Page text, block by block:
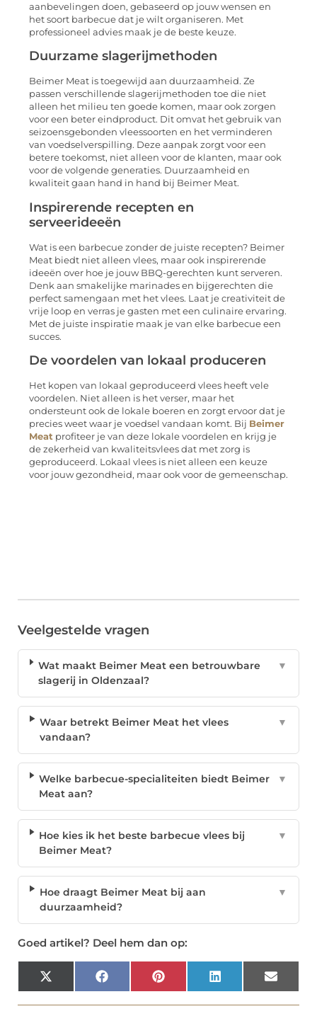
aanbevelingen doen, gebaseerd op jouw wensen en
het soort barbecue dat je wilt organiseren. Met
professioneel advies maak je de beste keuze.
Duurzame slagerijmethoden
Beimer Meat is toegewijd aan duurzaamheid. Ze
passen verschillende slagerijmethoden toe die niet
alleen het milieu ten goede komen, maar ook zorgen
voor een beter eindproduct. Dit omvat het gebruik van
seizoensgebonden vleessoorten en het verminderen
van voedselverspilling. Deze aanpak zorgt voor een
betere toekomst, niet alleen voor de klanten, maar ook
voor de volgende generaties. Duurzaamheid en
kwaliteit gaan hand in hand bij Beimer Meat.
Inspirerende recepten en
serveerideeën
Wat is een barbecue zonder de juiste recepten? Beimer
Meat biedt niet alleen vlees, maar ook inspirerende
ideeën over hoe je jouw BBQ-gerechten kunt serveren.
Denk aan smakelijke marinades en bijgerechten die
perfect samengaan met het vlees. Laat je creativiteit de
vrije loop en verras je gasten met een culinaire ervaring.
Met de juiste inspiratie maak je van elke barbecue een
succes.
De voordelen van lokaal produceren
Het kopen van lokaal geproduceerd vlees heeft vele
voordelen. Niet alleen is het verser, maar het
ondersteunt ook de lokale boeren en zorgt ervoor dat je
precies weet waar je voedsel vandaan komt. Bij Beimer
Meat profiteer je van deze lokale voordelen en krijg je
de zekerheid van kwaliteitsvlees dat met zorg is
geproduceerd. Lokaal vlees is niet alleen een keuze
voor jouw gezondheid, maar ook voor de gemeenschap.
Veelgestelde vragen
Wat maakt Beimer Meat een betrouwbare
slagerij in Oldenzaal?
▼
Waar betrekt Beimer Meat het vlees
vandaan?
▼
Welke barbecue-specialiteiten biedt Beimer
Meat aan?
▼
Hoe kies ik het beste barbecue vlees bij
Beimer Meat?
▼
Hoe draagt Beimer Meat bij aan
duurzaamheid?
▼
Goed artikel? Deel hem dan op:
X
(Twitter)
Facebook Pinterest LinkedIn Email